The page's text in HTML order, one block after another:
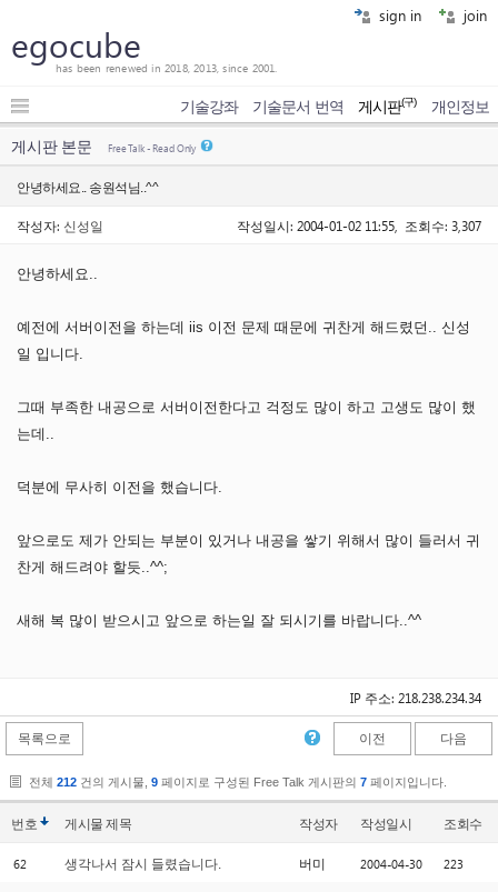
sign in join
egocube
has been renewed in 2018, 2013, since 2001.
기술강좌 기술문서 번역 게시판(구) 개인정보
게시판 본문 Free Talk - Read Only
안녕하세요.. 송원석님..^^
작성자: 신성일 작성일시: 2004-01-02 11:55, 조회수: 3,307
안녕하세요..
예전에 서버이전을 하는데 iis 이전 문제 때문에 귀찬게 해드렸던.. 신성
일 입니다.
그때 부족한 내공으로 서버이전한다고 걱정도 많이 하고 고생도 많이 했
는데..
덕분에 무사히 이전을 했습니다.
앞으로도 제가 안되는 부분이 있거나 내공을 쌓기 위해서 많이 들러서 귀
찬게 해드려야 할듯..^^;
새해 복 많이 받으시고 앞으로 하는일 잘 되시기를 바랍니다..^^
IP 주소: 218.238.234.34
목록으로 이전 다음
전체 212 건의 게시물, 9 페이지로 구성된 Free Talk 게시판의 7 페이지입니다.
번호 게시물제목 작성자 작성일시 조회수
62 생각나서 잠시 들렸습니다. 버미 2004-04-30 223